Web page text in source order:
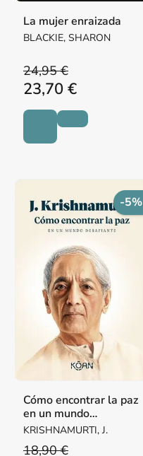
La mujer enraizada
BLACKIE, SHARON
24,95 €
23,70 €
-5%
Cómo encontrar la paz
en un mundo
desafiante
KRISHNAMURTI, J.
18,90 €